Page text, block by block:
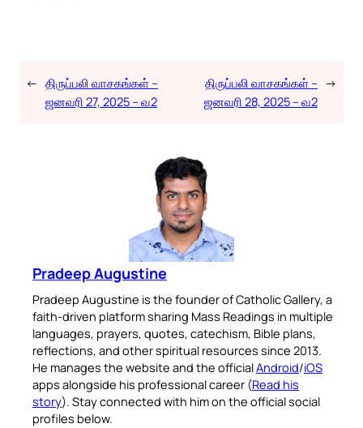
← திருப்பலி வாசகங்கள் –
ஜனவரி 27, 2025 – வ2
திருப்பலி வாசகங்கள் –
ஜனவரி 28, 2025 – வ2
→
Pradeep Augustine
Pradeep Augustine is the founder of Catholic Gallery, a
faith-driven platform sharing Mass Readings in multiple
languages, prayers, quotes, catechism, Bible plans,
reflections, and other spiritual resources since 2013.
He manages the website and the officialAndroid/iOS
apps alongside his professional career (Read his
story). Stay connected with him on the official social
profiles below.